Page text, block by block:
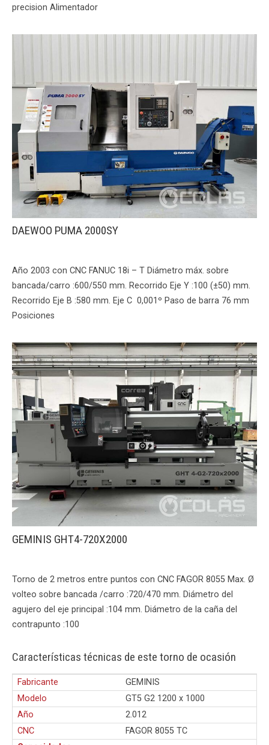
precision Alimentador
DAEWOO PUMA 2000SY
Año 2003 con CNC FANUC 18i – T Diámetro máx. sobre
bancada/carro :600/550 mm. Recorrido Eje Y :100 (±50) mm.
Recorrido Eje B :580 mm. Eje C 0,001º Paso de barra 76 mm
Posiciones
GEMINIS GHT4-720X2000
Torno de 2 metros entre puntos con CNC FAGOR 8055 Max. Ø
volteo sobre bancada /carro :720/470 mm. Diámetro del
agujero del eje principal :104 mm. Diámetro de la caña del
contrapunto :100
Características técnicas de este torno de ocasión
Fabricante
GEMINIS
Modelo
GT5 G2 1200 x 1000
Año
2.012
CNC
FAGOR 8055 TC